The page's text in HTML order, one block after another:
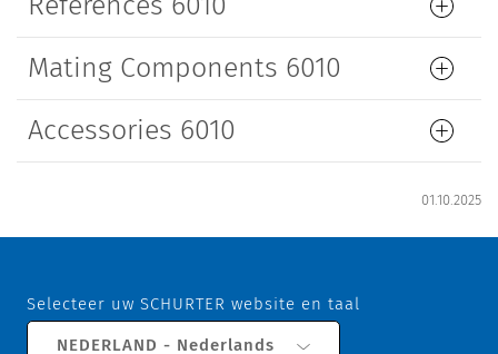
Mating Components 6010
Accessories 6010
01.10.2025
Selecteer uw SCHURTER website en taal
NEDERLAND - Nederlands